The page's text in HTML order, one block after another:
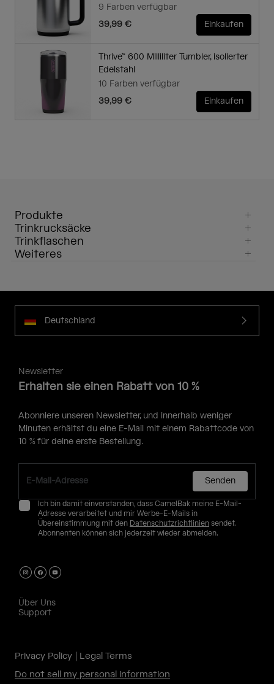
9 Farben verfügbar
39,99 €
Einkaufen
Thrive™ 600 Milliliter Tumbler, isolierter
Edelstahl
10 Farben verfügbar
39,99 €
Einkaufen
Produkte
Trinkrucksäcke
Trinkflaschen
Weiteres
Deutschland
Newsletter
Erhalten sie einen Rabatt von 10 %
Abonniere unseren Newsletter, und innerhalb weniger
Minuten erhältst du eine E-Mail mit einem Rabattcode von
10 % für deine erste Bestellung.
Senden
Ich bin damit einverstanden, dass CamelBak meine E-Mail-
Adresse verarbeitet und mir Werbe-E-Mails in
Übereinstimmung mit den Datenschutzrichtlinien sendet.
Abonnenten können sich jederzeit wieder abmelden.
Über Uns
Support
Privacy Policy
Legal Terms
Do not sell my personal information